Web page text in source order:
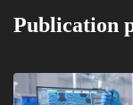
Publication